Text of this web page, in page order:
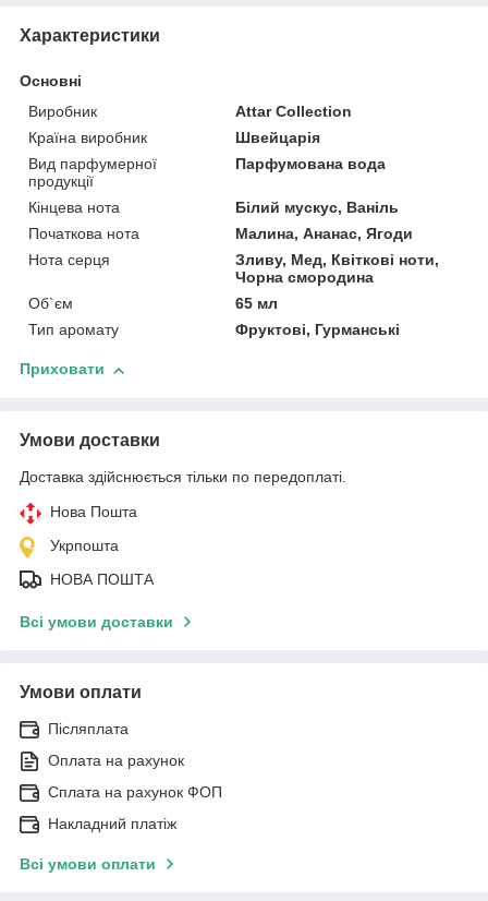
Характеристики
Основні
Виробник
Attar Collection
Країна виробник
Швейцарія
Вид парфумерної
продукції
Парфумована вода
Кінцева нота
Білий мускус, Ваніль
Початкова нота
Малина, Ананас, Ягоди
Нота серця
Зливу, Мед, Квіткові ноти,
Чорна смородина
Об`єм
65 мл
Тип аромату
Фруктові, Гурманські
Приховати
Умови доставки
Доставка здійснюється тільки по передоплаті.
Нова Пошта
Укрпошта
НОВА ПОШТА
Всі умови доставки
Умови оплати
Післяплата
Оплата на рахунок
Сплата на рахунок ФОП
Накладний платіж
Всі умови оплати